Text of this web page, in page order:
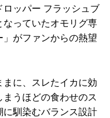
ッパー フラッシュブ
っていたオモリグ専
がファンからの熱望
まに、スレたイカに効
うほどの食わせのス
に馴染むバランス設計